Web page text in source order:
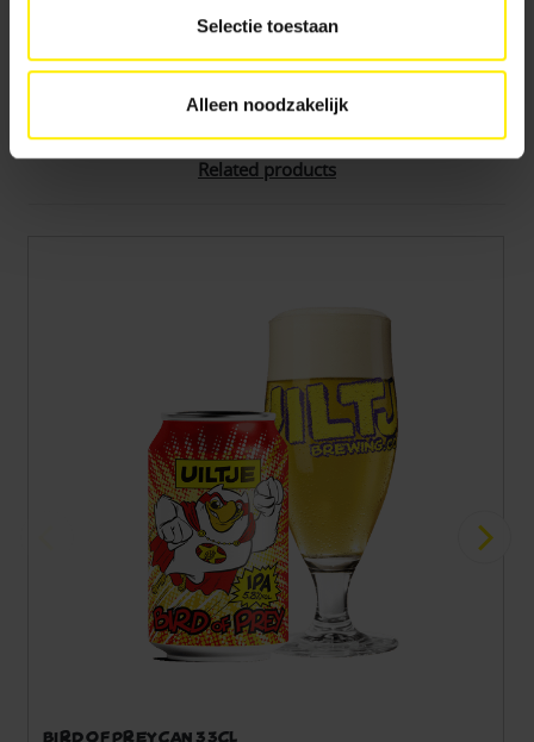
Selectie toestaan
Alleen noodzakelijk
…
Related products
Bird of Prey can 33cl